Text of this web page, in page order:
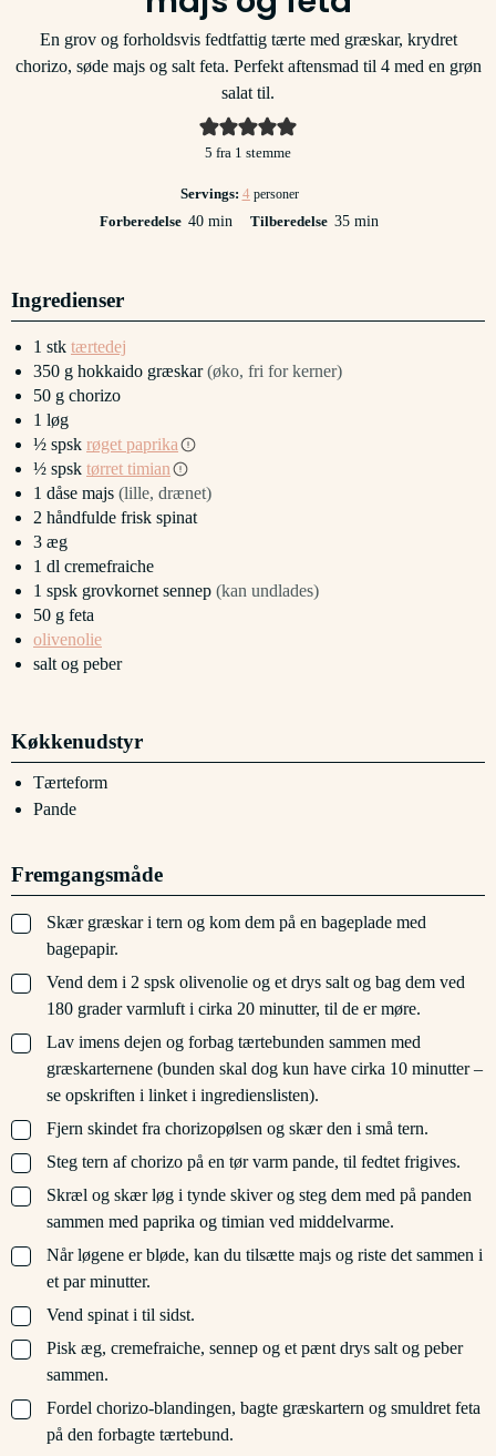
En grov og forholdsvis fedtfattig tærte med græskar, krydret
chorizo, søde majs og salt feta. Perfekt aftensmad til 4 med en grøn
salat til.
5 fra 1 stemme
Servings: 4 personer
Forberedelse 40minutter
min Tilberedelse 35minutter
min
Ingredienser
1 stk tærtedej
350 g hokkaido græskar (øko, fri for kerner)
50 g chorizo
1 løg
½ spsk røget paprika
½ spsk tørret timian
1 dåse majs (lille, drænet)
2 håndfulde frisk spinat
3 æg
1 dl cremefraiche
1 spsk grovkornet sennep (kan undlades)
50 g feta
olivenolie
salt og peber
Køkkenudstyr
Tærteform
Pande
Fremgangsmåde
▢
Skær græskar i tern og kom dem på en bageplade med
bagepapir.
▢
Vend dem i 2 spsk olivenolie og et drys salt og bag dem ved
180 grader varmluft i cirka 20 minutter, til de er møre.
▢
Lav imens dejen og forbag tærtebunden sammen med
græskarternene (bunden skal dog kun have cirka 10 minutter –
se opskriften i linket i ingredienslisten).
▢
Fjern skindet fra chorizopølsen og skær den i små tern.
▢
Steg tern af chorizo på en tør varm pande, til fedtet frigives.
▢
Skræl og skær løg i tynde skiver og steg dem med på panden
sammen med paprika og timian ved middelvarme.
▢
Når løgene er bløde, kan du tilsætte majs og riste det sammen i
et par minutter.
▢
Vend spinat i til sidst.
▢
Pisk æg, cremefraiche, sennep og et pænt drys salt og peber
sammen.
▢
Fordel chorizo-blandingen, bagte græskartern og smuldret feta
på den forbagte tærtebund.